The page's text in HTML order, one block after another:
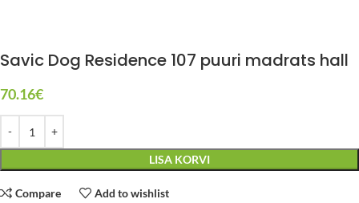
Savic Dog Residence 107 puuri madrats hall
70.16€
LISA KORVI
Compare Add to wishlist